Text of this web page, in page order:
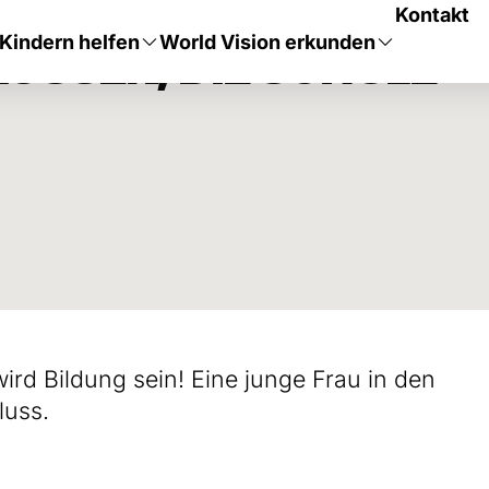
Kindern helfen World Vision erkunden
Kontakt
DIE SCHULE
Bildung sein! Eine junge Frau in den